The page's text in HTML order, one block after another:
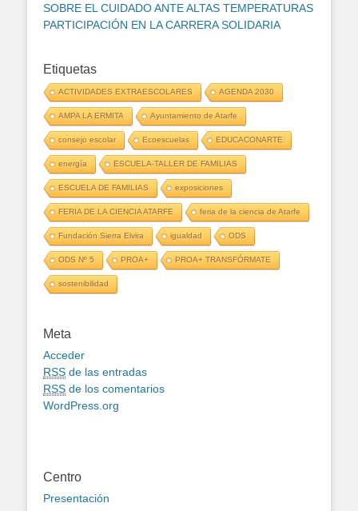
SOBRE EL CUIDADO ANTE ALTAS TEMPERATURAS
PARTICIPACIÓN EN LA CARRERA SOLIDARIA
Etiquetas
ACTIVIDADES EXTRAESCOLARES AGENDA 2030
AMPA LA ERMITA Ayuntamiento de Atarfe
consejo escolar Ecoescuelas EDUCACONARTE
energía ESCUELA-TALLER DE FAMILIAS
ESCUELA DE FAMILIAS exposiciones
FERIA DE LA CIENCIA ATARFE feria de la ciencia de Atarfe
Fundación Sierra Elvira igualdad ODS
ODS Nº 5 PROA+ PROA+ TRANSFÓRMATE
sostenibilidad
Meta
Acceder
RSS de las entradas
RSS de los comentarios
WordPress.org
Centro
Presentación